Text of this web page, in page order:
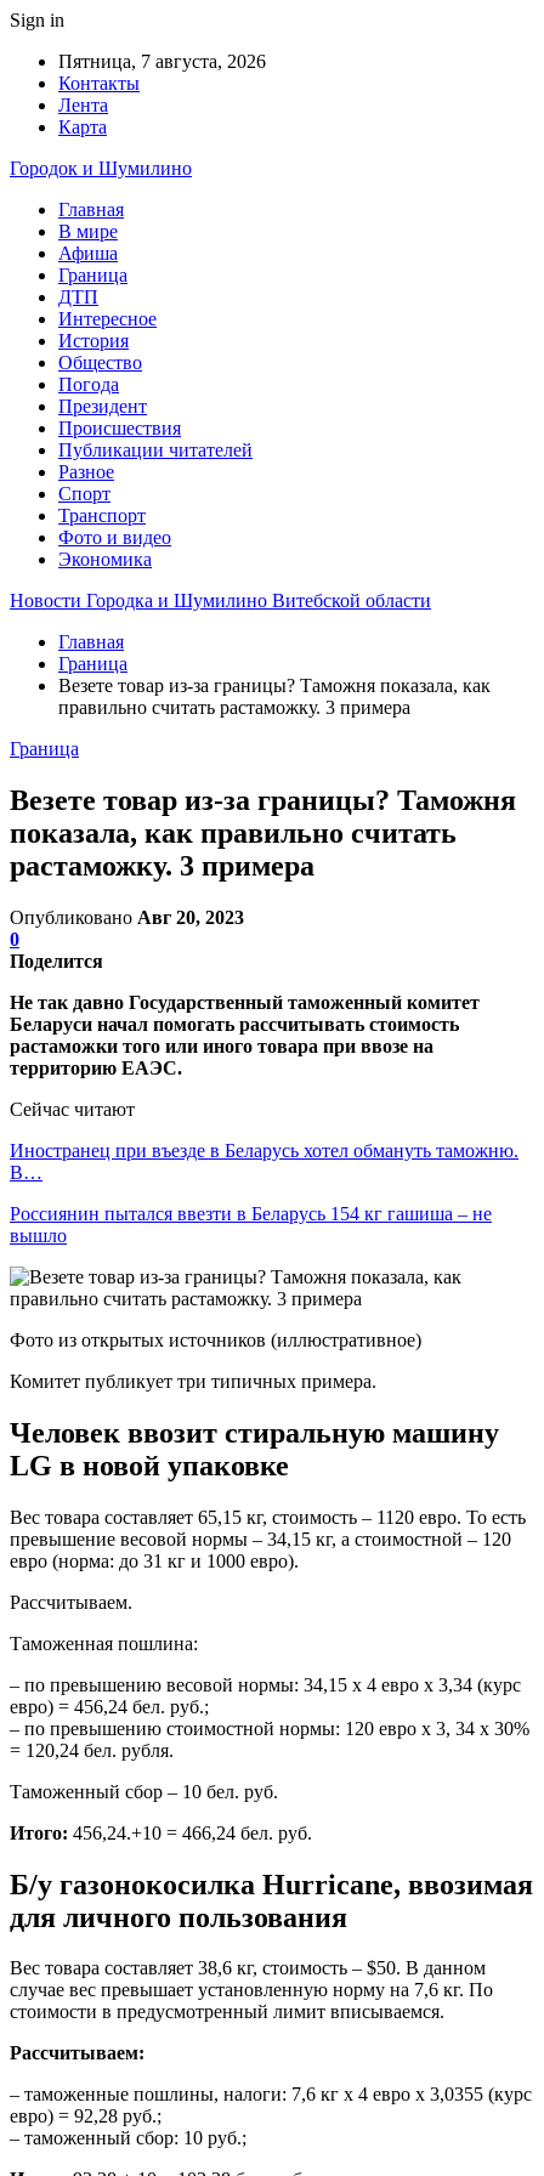
Sign in
Пятница, 7 августа, 2026
Контакты
Лента
Карта
Городок и Шумилино
Главная
В мире
Афиша
Граница
ДТП
Интересное
История
Общество
Погода
Президент
Происшествия
Публикации читателей
Разное
Спорт
Транспорт
Фото и видео
Экономика
Новости Городка и Шумилино Витебской области
Главная
Граница
Везете товар из-за границы? Таможня показала, как
правильно считать растаможку. 3 примера
Граница
Везете товар из-за границы? Таможня
показала, как правильно считать
растаможку. 3 примера
Опубликовано Авг 20, 2023
0
Поделится
Не так давно Государственный таможенный комитет
Беларуси начал помогать рассчитывать стоимость
растаможки того или иного товара при ввозе на
территорию ЕАЭС.
Сейчас читают
Иностранец при въезде в Беларусь хотел обмануть таможню.
В…
Россиянин пытался ввезти в Беларусь 154 кг гашиша – не
вышло
Фото из открытых источников (иллюстративное)
Комитет публикует три типичных примера.
Человек ввозит стиральную машину
LG в новой упаковке
Вес товара составляет 65,15 кг, стоимость – 1120 евро. То есть
превышение весовой нормы – 34,15 кг, а стоимостной – 120
евро (норма: до 31 кг и 1000 евро).
Рассчитываем.
Таможенная пошлина:
– по превышению весовой нормы: 34,15 х 4 евро х 3,34 (курс
евро) = 456,24 бел. руб.;
– по превышению стоимостной нормы: 120 евро х 3, 34 х 30%
= 120,24 бел. рубля.
Таможенный сбор – 10 бел. руб.
Итого: 456,24.+10 = 466,24 бел. руб.
Б/у газонокосилка Hurricane, ввозимая
для личного пользования
Вес товара составляет 38,6 кг, стоимость – $50. В данном
случае вес превышает установленную норму на 7,6 кг. По
стоимости в предусмотренный лимит вписываемся.
Рассчитываем:
– таможенные пошлины, налоги: 7,6 кг х 4 евро х 3,0355 (курс
евро) = 92,28 руб.;
– таможенный сбор: 10 руб.;